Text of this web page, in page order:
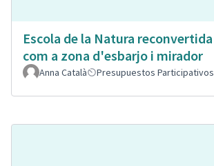
Escola de la Natura reconvertida
com a zona d'esbarjo i mirador
Anna Català Presupuestos Participativos